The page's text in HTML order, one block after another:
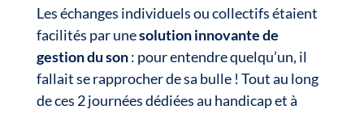
Les échanges individuels ou collectifs étaient
facilités par unesolution innovante de
gestion du son: pour entendre quelqu’un, il
fallait se rapprocher de sa bulle ! Tout au long
de ces 2 journées dédiées au handicap et à